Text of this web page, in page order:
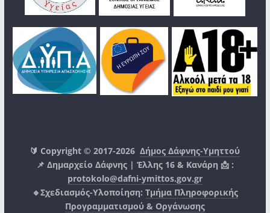
🔰 Copyright © 2017-2026Δήμος Δάφνης-Υμηττού
📌 Δημαρχείο Δάφνης | Έλλης 16 & Κανάρη 📩 :
protokolo@dafni-ymittos.gov.gr
🔹Σχεδιασμός-Υλοποίηση: Τμήμα Πληροφορικής
Προγραμματισμού & Οργάνωσης